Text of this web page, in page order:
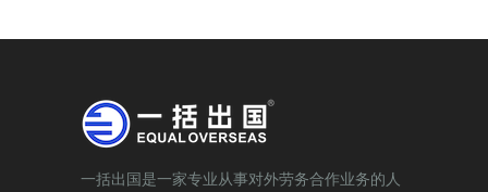
一括出国是一家专业从事对外劳务合作业务的人